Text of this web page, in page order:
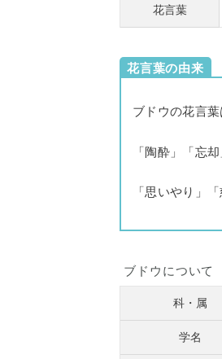
花言葉
花言葉の由来
ブドウの花言
「陶酔」「忘
「思いやり」
ブドウについて
科・属
学名